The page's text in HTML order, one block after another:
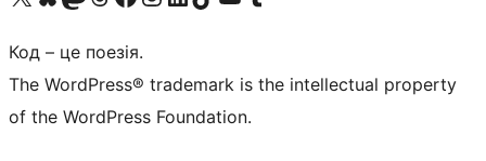
Код – це поезія.
The WordPress® trademark is the intellectual property
of the WordPress Foundation.